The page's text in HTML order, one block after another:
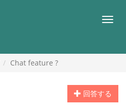
メ
Chat feature ?
回答する